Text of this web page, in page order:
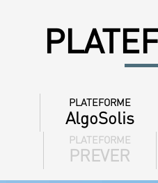
PLATEFORME
AlgoSolis
PLATEFORME
PREVER